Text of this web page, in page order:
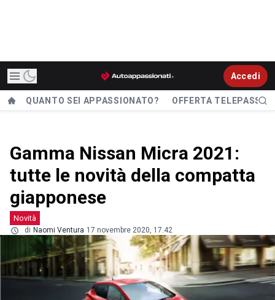
Accedi
QUANTO SEI APPASSIONATO? OFFERTA TELEPASS
Gamma Nissan Micra 2021:
tutte le novità della compatta
giapponese
Novità
di Naomi Ventura 17 novembre 2020, 17.42